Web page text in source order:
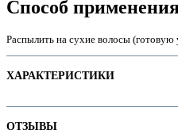
Способ
Распылить на сухие волосы (готовую
ХАРАКТЕРИСТИКИ
ОТЗЫВЫ